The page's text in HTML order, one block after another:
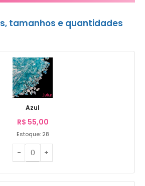
tamanhos e quantidades
Azul
R$ 55,00
Estoque: 28